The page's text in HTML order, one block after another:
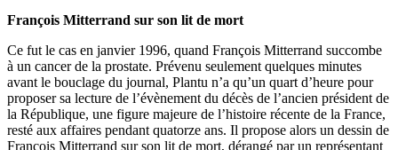
François Mitterrand sur son lit de mort
Ce fut le cas en janvier 1996, quand François Mitterrand succombe
à un cancer de la prostate. Prévenu seulement quelques minutes
avant le bouclage du journal, Plantu n’a qu’un quart d’heure pour
proposer sa lecture de l’évènement du décès de l’ancien président de
la République, une figure majeure de l’histoire récente de la France,
resté aux affaires pendant quatorze ans. Il propose alors un dessin de
François Mitterrand sur son lit de mort, dérangé par un représentant